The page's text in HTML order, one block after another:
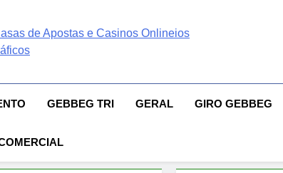
Sensual | Sexo |
Onlineios
Brasileiras Sexy Gebbeg People! Musas Brasileiras Sensual
GEBBEG TRI GERAL GIRO GEBBEG